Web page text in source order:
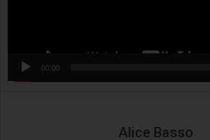
00:00
Alice Basso